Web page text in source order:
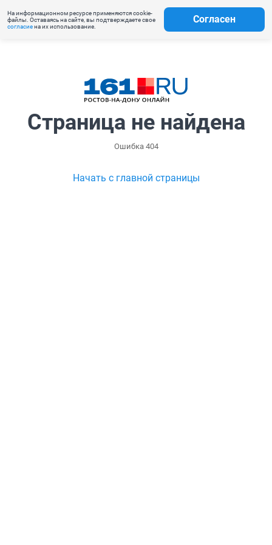
На информационном ресурсе применяются cookie-
файлы. Оставаясь на сайте, вы подтверждаете свое
согласиена их использование.
Согласен
Страница не найдена
Ошибка 404
Начать с главной страницы